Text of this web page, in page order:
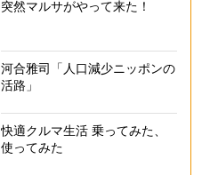
突然マルサがやって来た！
河合雅司「人口減少ニッポンの
活路」
快適クルマ生活 乗ってみた、
使ってみた